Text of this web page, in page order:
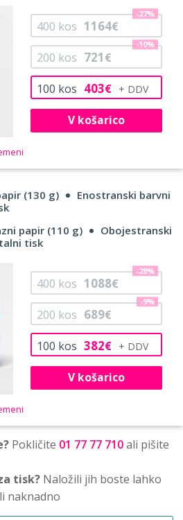
100 kos 403€
200 kos 721€
-10%
400 kos 1164€
-27%
V košarico
(130 g)
Enostranski barvni
papir (110 g)
Obojestranski
tisk
100 kos 382€
200 kos 689€
-9%
400 kos 1088€
-28%
V košarico
Pokličite 01 77 77 710ali pišite
tisk? Naložili jih boste lahko
naknadno